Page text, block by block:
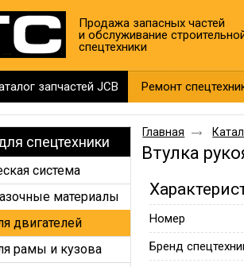
Продажа запасных частей
и обслуживание
спецтехники
запчастей JCB Ремонт
спецтехники
система
материалы
двигателей
рамы и кузова
Главная
Втулка
Номер
Бренд